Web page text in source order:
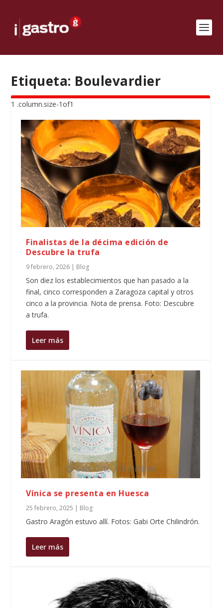
Etiqueta: Boulevardier
Finalistas de la décima edición de
Descubre la trufa
9 febrero, 2026 | Blog
Son diez los establecimientos que han pasado a la
final, cinco corresponden a Zaragoza capital y otros
cinco a la provincia. Nota de prensa. Foto: Descubre
a trufa.
Leer más
Vínica se presenta en Huesca
25 febrero, 2025 | Blog
Gastro Aragón estuvo allí. Fotos: Gabi Orte Chilindrón.
Leer más